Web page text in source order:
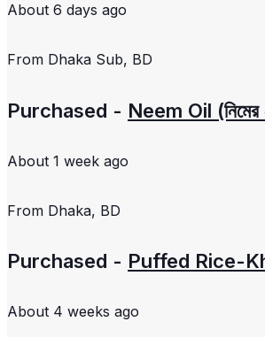
About 6 days ago
From Dhaka Sub, BD
Purchased - Neem Oil (নিমের
About 1 week ago
From Dhaka, BD
Purchased - Puffed Rice-
About 4 weeks ago